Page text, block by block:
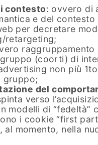
contesto: ovvero di
e del contesto
per decretare
retargeting;
raggruppamento
(coorti) di
non più
gruppo;
del
verso
modelli di “fedeltà”
i cookie “first
al momento, nella